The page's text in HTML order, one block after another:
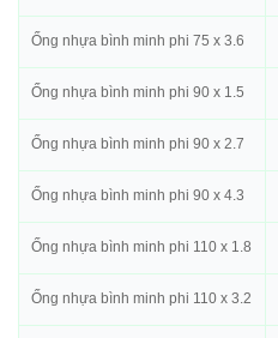
Ống nhựa bình minh phi 75 x 3.6
Ống nhựa bình minh phi 90 x 1.5
Ống nhựa bình minh phi 90 x 2.7
Ống nhựa bình minh phi 90 x 4.3
Ống nhựa bình minh phi 110 x 1.8
Ống nhựa bình minh phi 110 x 3.2